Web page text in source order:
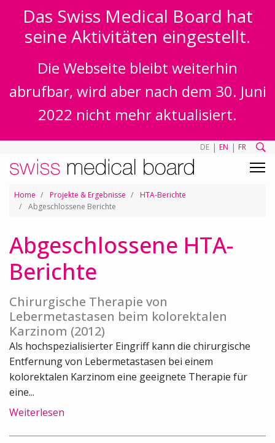
Das Swiss Medical Board hat
seine Aktivitäten eingestellt.
Die Webseite bleibt weiterhin
abrufbar, wird aber nach dem 30. Juni
2022 nicht mehr aktualisiert.
DE | EN | FR
Home Projekte & Ergebnisse
HTA-Berichte
Abgeschlossene Berichte
Abgeschlossene HTA-
Berichte
Chirurgische Therapie von
Lebermetastasen beim kolorektalen
Karzinom (2012)
Als hochspezialisierter Eingriff kann die chirurgische
Entfernung von Lebermetastasen bei einem
kolorektalen Karzinom eine geeignete Therapie für
eine...
Weiterlesen